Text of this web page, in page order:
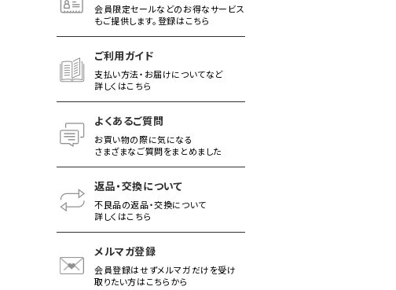
会員限定セールなどのお得なサービス
もご提供します。登録はこちら
ご利用ガイド
支払い方法・お届けについてなど
詳しくはこちら
よくあるご質問
お買い物の際に気になる
さまざまなご質問をまとめました
返品・交換について
不良品の返品・交換について
詳しくはこちら
メルマガ登録
会員登録はせずメルマガだけを受け
取りたい方はこちらから